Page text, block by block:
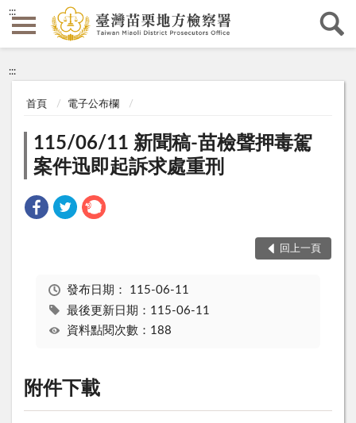
:::
:::
首頁 電子公布欄
115/06/11 新聞稿-苗檢聲押毒駕
案件迅即起訴求處重刑
回上一頁
發布日期： 115-06-11
最後更新日期：115-06-11
資料點閱次數：188
附件下載